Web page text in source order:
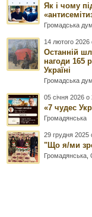
Як і чому
Громадська
14 лютого 2026
Останній
нагоди 165
Україні
Громадська
05 січня 2026 о
«7 чудес
Громадянська
29 грудня 2025
"Що я/ми
Громадянська ,